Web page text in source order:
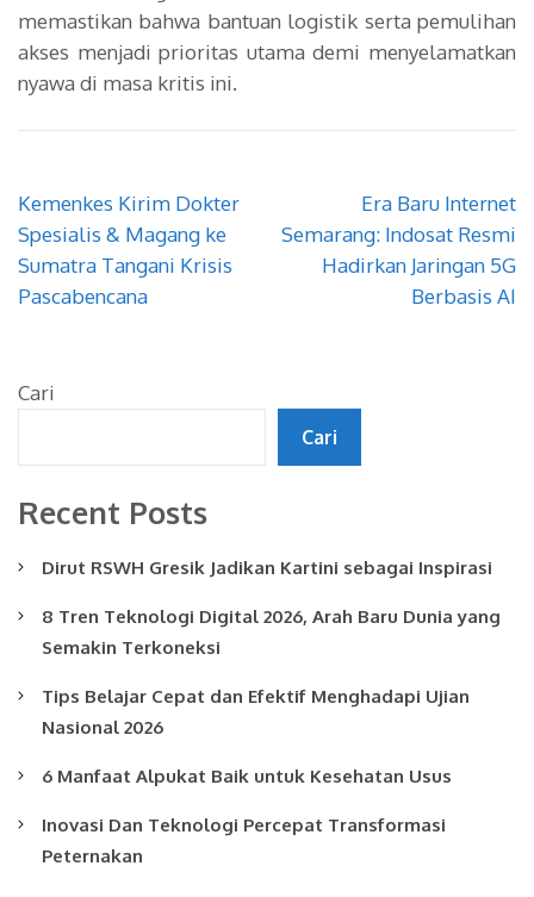
memastikan bahwa bantuan logistik serta pemulihan
akses menjadi prioritas utama demi menyelamatkan
nyawa di masa kritis ini.
Navigasi
pos
Kemenkes Kirim Dokter
Spesialis & Magang ke
Sumatra Tangani Krisis
Pascabencana
Era Baru Internet
Semarang: Indosat Resmi
Hadirkan Jaringan 5G
Berbasis AI
Cari
Cari
Recent Posts
Dirut RSWH Gresik Jadikan Kartini sebagai Inspirasi
8 Tren Teknologi Digital 2026, Arah Baru Dunia yang
Semakin Terkoneksi
Tips Belajar Cepat dan Efektif Menghadapi Ujian
Nasional 2026
6 Manfaat Alpukat Baik untuk Kesehatan Usus
Inovasi Dan Teknologi Percepat Transformasi
Peternakan